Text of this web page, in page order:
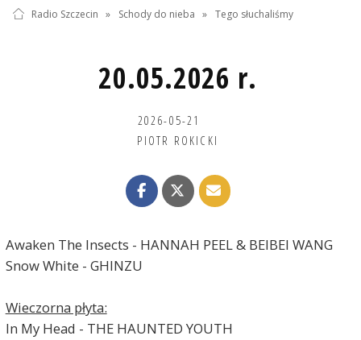
Radio Szczecin » Schody do nieba » Tego słuchaliśmy
20.05.2026 r.
2026-05-21
PIOTR ROKICKI
Awaken The Insects - HANNAH PEEL & BEIBEI WANG
Snow White - GHINZU
Wieczorna płyta:
In My Head - THE HAUNTED YOUTH